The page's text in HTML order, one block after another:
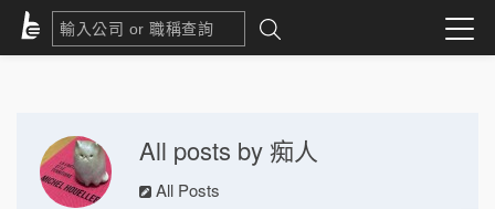
All posts by 痴人
All Posts